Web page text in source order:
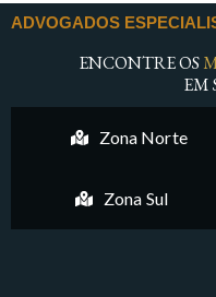
ADVOGADOS
ENCONTRE OS
EM
Zona Norte
Zona Sul